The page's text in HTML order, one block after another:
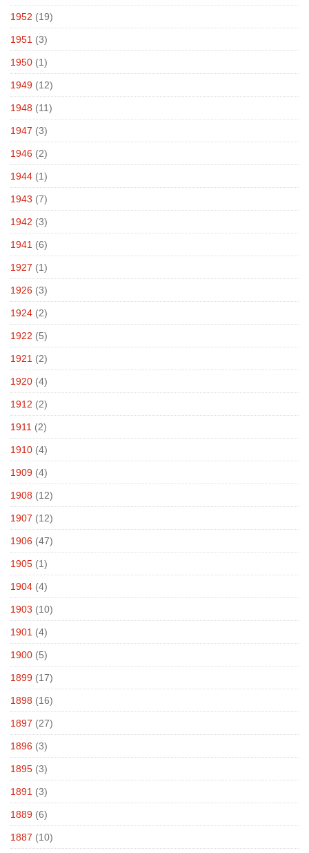
1952 (19)
1951 (3)
1950 (1)
1949 (12)
1948 (11)
1947 (3)
1946 (2)
1944 (1)
1943 (7)
1942 (3)
1941 (6)
1927 (1)
1926 (3)
1924 (2)
1922 (5)
1921 (2)
1920 (4)
1912 (2)
1911 (2)
1910 (4)
1909 (4)
1908 (12)
1907 (12)
1906 (47)
1905 (1)
1904 (4)
1903 (10)
1901 (4)
1900 (5)
1899 (17)
1898 (16)
1897 (27)
1896 (3)
1895 (3)
1891 (3)
1889 (6)
1887 (10)